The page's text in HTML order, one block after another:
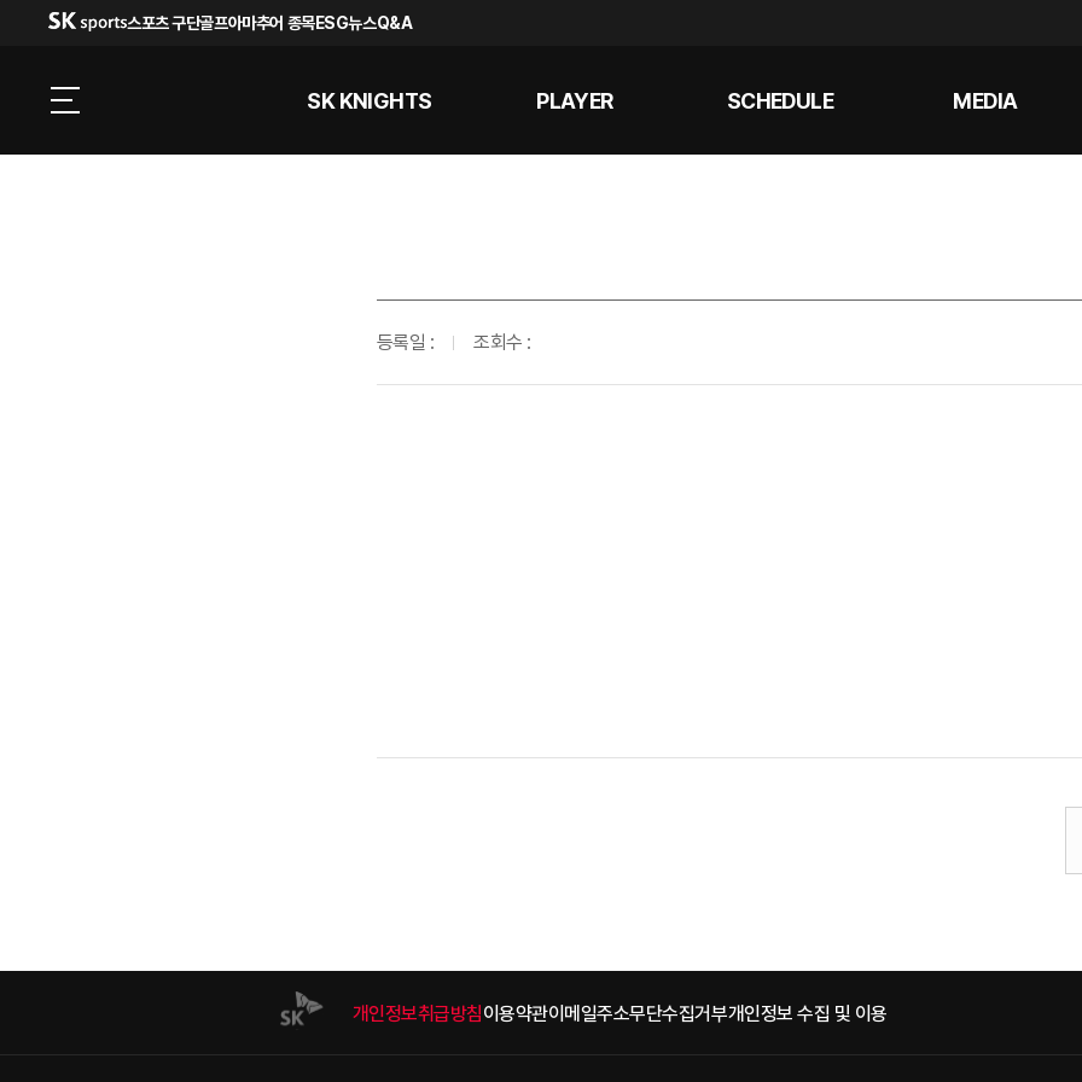
스포츠 구단골프아마추어 종목ESG뉴스Q&A
SK KNIGHTS PLAYER SCHEDULE MEDIA
등록일 : 조회수 :
개인정보취급방침이용약관이메일주소무단수집거부개인정보 수집 및 이용